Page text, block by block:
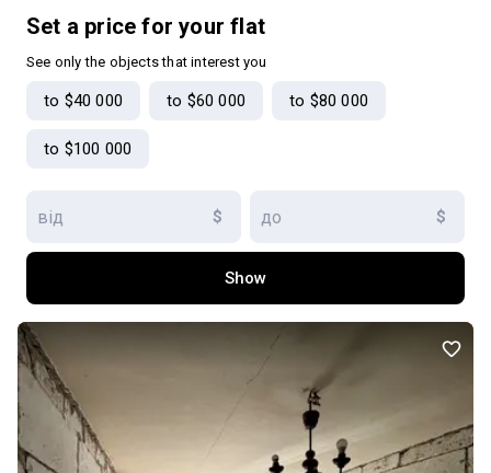
Аркадії — лише кілька хвилин пішки. Додатковий бонус — окрема
комора. Телефонуйте, щоб дізнатися більше та домовитися про
Set a price for your flat
See only the objects that interest you
to $40 000 to $60 000 to $80 000
to $100 000
$ $
Show